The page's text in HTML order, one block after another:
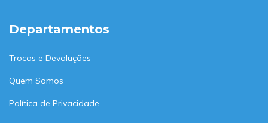
Departamentos
Trocas e Devoluções
Quem Somos
Política de Privacidade